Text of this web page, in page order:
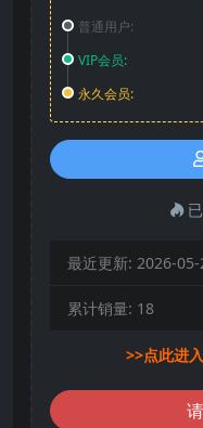
普通用户:
VIP会员:
永久会员:
最近更新: 2026-
累计销量: 18
>>点此进